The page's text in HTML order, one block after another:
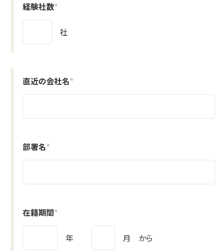
経験社数*
社
直近の会社名*
部署名*
在籍期間*
年 月 から